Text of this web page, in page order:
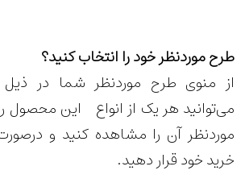
طرح موردنظر خود را انتخاب کنید؟
از منوی طرح موردنظر شما در ذیل
می‌توانید هر یک از انواع این محصول
موردنظر آن را مشاهده کنید و
خرید خود قرار دهید.